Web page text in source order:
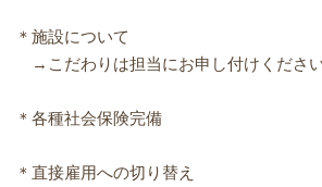
＊施設について
→こだわりは担当にお申し付けください
＊各種社会保険完備
＊直接雇用への切り替え